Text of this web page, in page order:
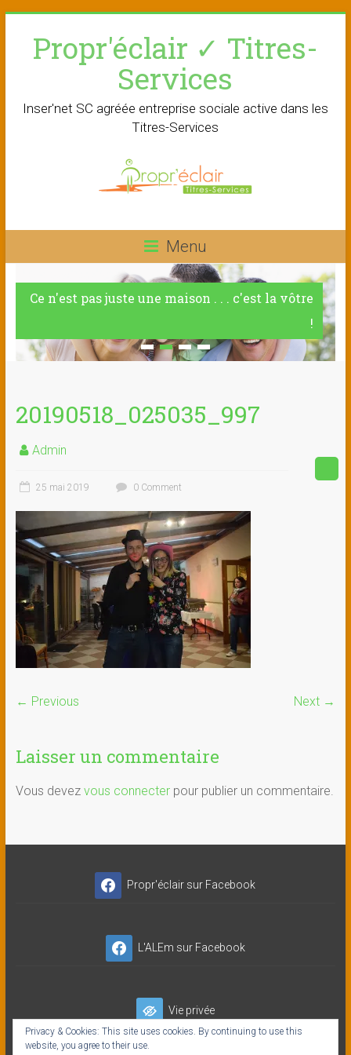
contentPropr'éclair ✓ Titres-
Services
Inser'net SC agréée entreprise sociale active dans les
Titres-Services
Menu
Ce n'est pas juste une maison . . . c'est la vôtre
!
20190518_025035_997
Admin
25 mai 2019 0 Comment
← Previous Next →
Laisser un commentaire
Vous devez vous connecterpour publier un commentaire.
Propr'éclair sur Facebook
L'ALEm sur Facebook
Vie privée
Privacy & Cookies: This site uses cookies. By continuing to use this
website, you agree to their use.